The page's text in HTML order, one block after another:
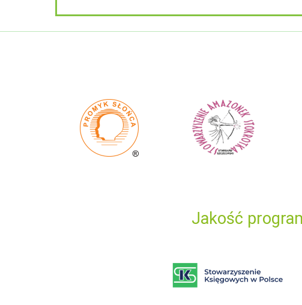
Jakość